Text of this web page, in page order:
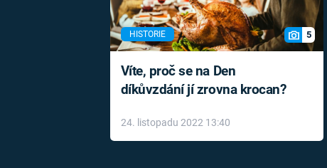
HISTORIE 5
Víte, proč se na Den
díkůvzdání jí zrovna krocan?
24. listopadu 2022 13:40